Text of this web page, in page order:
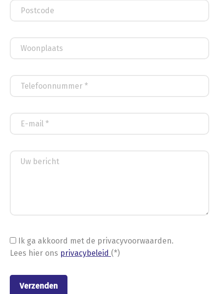
Ik ga akkoord met de privacyvoorwaarden.
Lees hier ons privacybeleid (*)